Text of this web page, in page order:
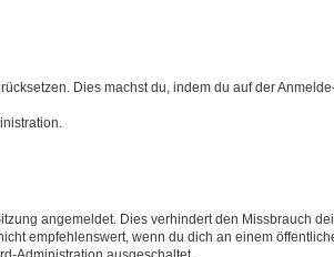
Dies machst du, indem du auf der
angemeldet. Dies verhindert den Missbrauch
empfehlenswert, wenn du dich an einem